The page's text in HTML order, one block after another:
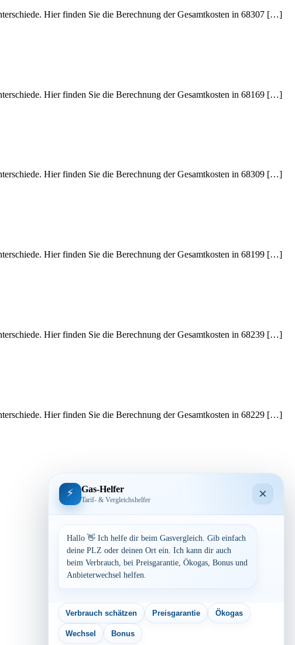
Hier finden Sie die Berechnung der Gesamtkosten in 68307 […]
Hier finden Sie die Berechnung der Gesamtkosten in 68169 […]
Hier finden Sie die Berechnung der Gesamtkosten in 68309 […]
Hier finden Sie die Berechnung der Gesamtkosten in 68199 […]
Hier finden Sie die Berechnung der Gesamtkosten in 68239 […]
Hier finden Sie die Berechnung der Gesamtkosten in 68229 […]
⚡ Gas-Helfer
Tarif- & Vergleichshelfer ×
Hallo 👋 Ich helfe dir beim Gasvergleich. Gib einfach
deine PLZ oder deinen Ort ein. Ich kann dir auch
beim Verbrauch, bei Preisgarantie, Ökogas, Bonus und
Anbieterwechsel helfen.
Verbrauch schätzen Preisgarantie Ökogas
Wechsel Bonus